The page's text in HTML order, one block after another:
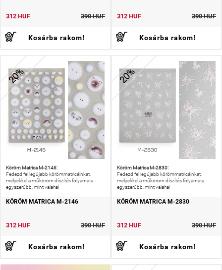
312 HUF 390 HUF
Kosárba rakom!
312 HUF 390 HUF
Kosárba rakom!
20%
Köröm Matrica M-2146:
Fedezd fel legújabb körömmatricáinkat,
melyekkel a műköröm díszítés folyamata
egyszerűbb, mint valaha!
KÖRÖM MATRICA M-2146
312 HUF 390 HUF
Kosárba rakom!
20%
Köröm Matrica M-2830:
Fedezd fel legújabb körömmatricáinkat,
melyekkel a műköröm díszítés folyamata
egyszerűbb, mint valaha!
KÖRÖM MATRICA M-2830
312 HUF 390 HUF
Kosárba rakom!